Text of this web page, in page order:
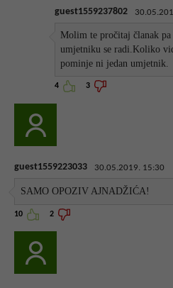
guest1559237802
Molim te pročitaj članak
umjetniku se radi.Koliko
pominje ni jedan umjetnik.
4 3
guest1559223033 30.05.2019. 15:30
SAMO OPOZIV AJNADŽIĆA!
10 2